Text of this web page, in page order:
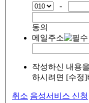
-
동의
메일주소
작성하신 내용
하시려면 [수정]
취소 음성서비스 신청